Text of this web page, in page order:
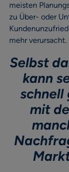
meisten
zu Über- oder
mehr verursacht.
Selbst
kann
schnell
mit